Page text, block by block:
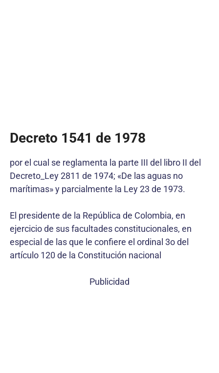
Decreto 1541 de 1978
por el cual se reglamenta la parte III del libro II del
Decreto_Ley 2811 de 1974; «De las aguas no
marítimas» y parcialmente la Ley 23 de 1973.
El presidente de la República de Colombia, en
ejercicio de sus facultades constitucionales, en
especial de las que le confiere el ordinal 3o del
artículo 120 de la Constitución nacional
Publicidad